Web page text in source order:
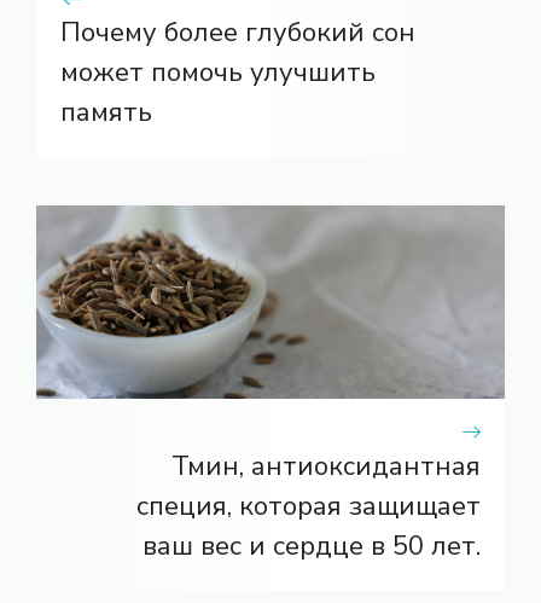
Почему более глубокий сон
может помочь улучшить
память
Тмин, антиоксидантная
специя, которая защищает
ваш вес и сердце в 50 лет.